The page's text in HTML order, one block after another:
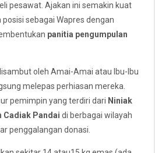
pesawat. Ajakan ini semakin kuat
sebagai Wapres dengan
panitia pengumpulan
oleh Amai-Amai atau Ibu-Ibu
melepas perhiasan mereka.
pemimpin yang terdiri dari Niniak
Cadiak Pandai di berbagai wilayah
penggalangan donasi.